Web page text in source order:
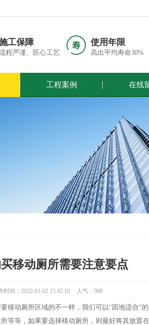
工保障
程严谨、匠心工艺
使用年限
高出平均寿命30%
工程案例 在线
移动厕所需要注意要点
时间：2022-01-02 15:42:10 人气： 988
动厕所区域的不一样，我们可以“因地适合”
等等，如果要选择移动厕所，则最好将其放置